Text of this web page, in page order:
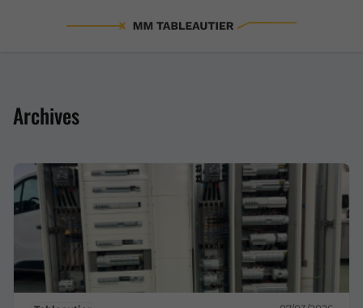
Archives